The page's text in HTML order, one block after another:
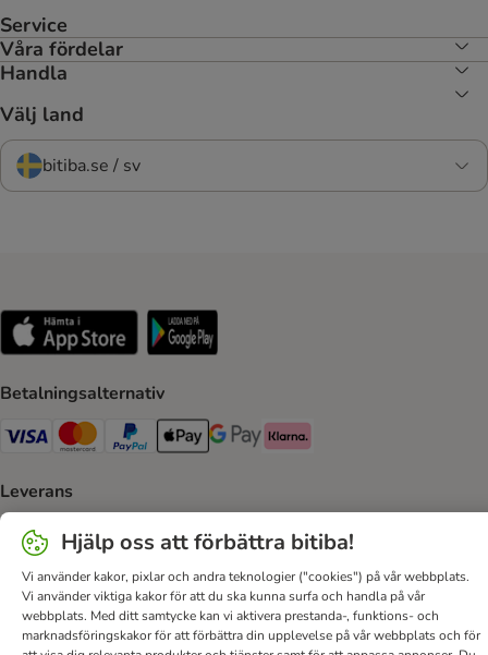
Service
Våra fördelar
Handla
Välj land
bitiba.se / sv
Betalningsalternativ
VISA Payment Method
Mastercard Payment Method
Paypal Payment Method
Apple Pay Payment Method
Google Pay Payment Method
Klarna Payment Method
Leverans
Säker betalning
Security
Hjälp oss att förbättra bitiba!
Vi använder kakor, pixlar och andra teknologier ("cookies") på vår webbplats.
Vi använder viktiga kakor för att du ska kunna surfa och handla på vår
webbplats. Med ditt samtycke kan vi aktivera prestanda-, funktions- och
marknadsföringskakor för att förbättra din upplevelse på vår webbplats och för